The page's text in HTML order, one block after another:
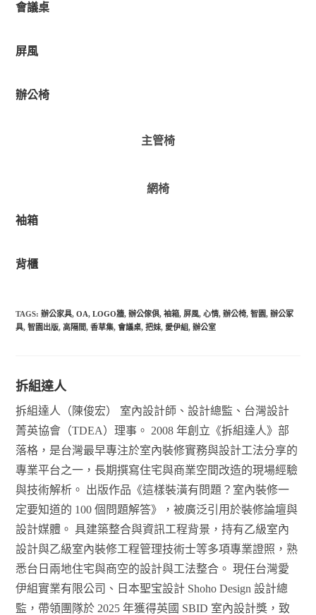
會議桌
屏風
辦公椅
主管椅
網椅
袖箱
背櫃
TAGS:辦公家具, OA, LOGO牆, 辦公傢俱, 袖箱, 屏風, 心情, 辦公椅, 智園, 辦公冢
具, 智園出版, 高隔間, 香草集, 會議桌, 把妹, 愛伊組, 辦公室
拆組達人
拆組達人（陳俊宏） 室內設計師、設計總監、台灣設計
菁英協會（TDEA）理事。 2008 年創立《拆組達人》部
落格，是台灣最早專注於室內裝修實務與設計工法分享的
專業平台之一，長期撰寫住宅與商業空間改造的現場經驗
與技術解析。 出版作品《這樣裝潢有問題？室內裝修一
定要知道的 100 個問題解答》，被廣泛引用於裝修論壇與
設計媒體。 具建築整合與資訊工程背景，持有乙級室內
設計與乙級室內裝修工程管理技術士等多項專業證照，熟
悉台日兩地住宅與商空的設計與工法整合。 現任台灣愛
伊組實業有限公司、日本聖宝設計 Shoho Design 設計總
監，帶領團隊於 2025 年獲得英國 SBID 室內設計獎，致